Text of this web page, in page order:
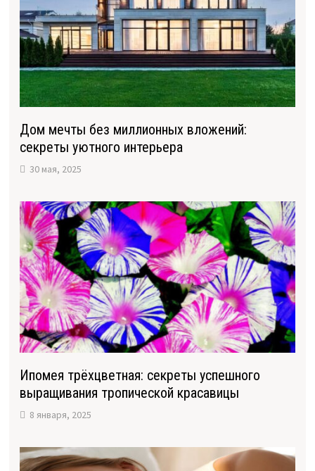
Дом мечты без миллионных вложений:
секреты уютного интерьера
30 мая, 2025
Ипомея трёхцветная: секреты успешного
выращивания тропической красавицы
8 января, 2025